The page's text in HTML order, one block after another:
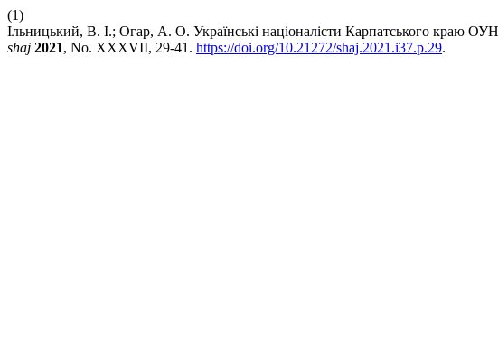
(1)
Ільницький, В. І.; Огар, А. О. Українські націоналісти Карпатського краю
shaj 2021, No. XXXVII, 29-41. https://doi.org/10.21272/shaj.2021.i37.p.29.